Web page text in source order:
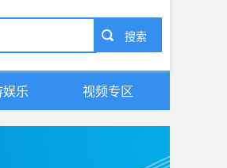
乐 视频专区